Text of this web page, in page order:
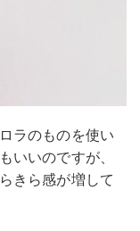
ラのものを使い
いいのですが、
きら感が増して